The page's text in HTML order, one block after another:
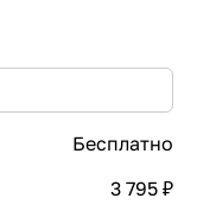
Бесплатно
3 795 ₽